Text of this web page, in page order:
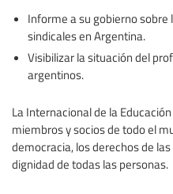
Informe a su gobierno sobre
sindicales en Argentina.
Visibilizar la situación del
argentinos.
La Internacional de la
miembros y socios de todo el
democracia, los derechos de
dignidad de todas las personas.